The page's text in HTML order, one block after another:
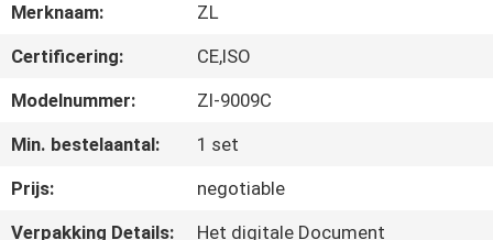
FABRIEKSREIS
KWALITEITSCONTROLE
CONTACTEER
ONS
Merknaam:
ZL
Certificering:
CE,ISO
Modelnummer:
Zl-9009C
Min. bestelaantal:
1 set
Prijs:
negotiable
Verpakking Details:
Het digitale Document